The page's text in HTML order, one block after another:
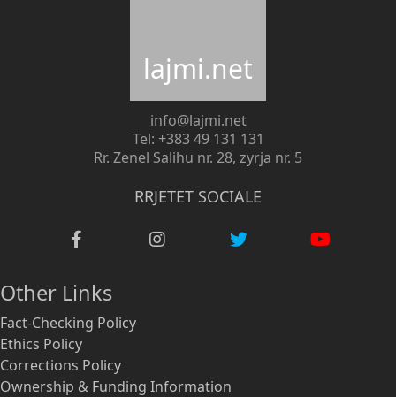
lajmi.net
info@lajmi.net
Tel: +383 49 131 131
Rr. Zenel Salihu nr. 28, zyrja nr. 5
RRJETET SOCIALE
Other Links
Fact-Checking Policy
Ethics Policy
Corrections Policy
Ownership & Funding Information